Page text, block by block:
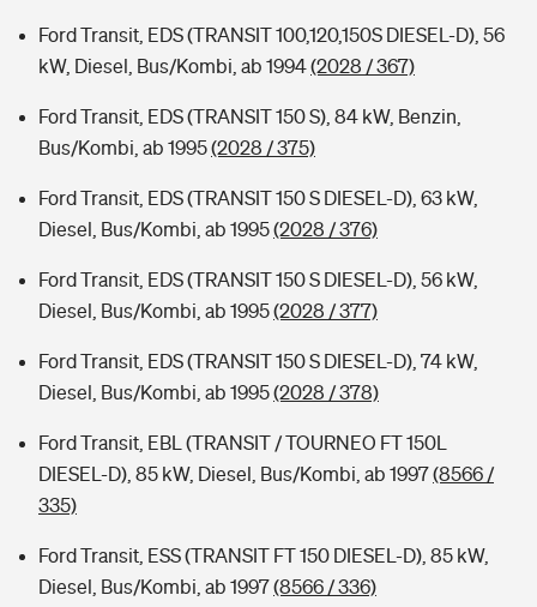
Ford Transit, EDS (TRANSIT 100,120,150S DIESEL-D), 56
kW, Diesel, Bus/Kombi, ab 1994(2028 / 367)
Ford Transit, EDS (TRANSIT 150 S), 84 kW, Benzin,
Bus/Kombi, ab 1995(2028 / 375)
Ford Transit, EDS (TRANSIT 150 S DIESEL-D), 63 kW,
Diesel, Bus/Kombi, ab 1995(2028 / 376)
Ford Transit, EDS (TRANSIT 150 S DIESEL-D), 56 kW,
Diesel, Bus/Kombi, ab 1995(2028 / 377)
Ford Transit, EDS (TRANSIT 150 S DIESEL-D), 74 kW,
Diesel, Bus/Kombi, ab 1995(2028 / 378)
Ford Transit, EBL (TRANSIT / TOURNEO FT 150L
DIESEL-D), 85 kW, Diesel, Bus/Kombi, ab 1997(8566 /
335)
Ford Transit, ESS (TRANSIT FT 150 DIESEL-D), 85 kW,
Diesel, Bus/Kombi, ab 1997(8566 / 336)